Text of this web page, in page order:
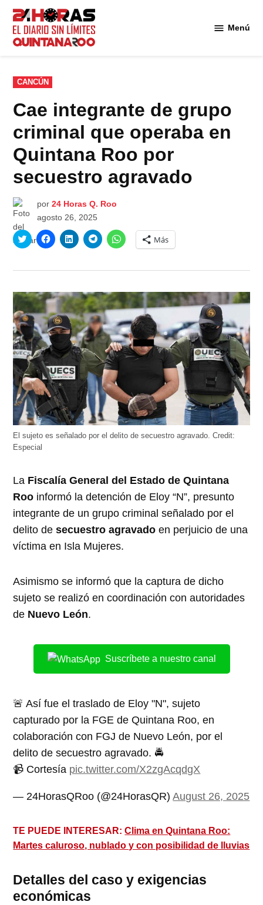
Saltar
contenido
Menú
PUBLICADO
EN
CANCÚN
Cae integrante de grupo
criminal que operaba en
Quintana Roo por
secuestro agravado
por 24 Horas Q. Roo
agosto 26, 2025
Haz
clic
en
abre
en
una
ventana
nueva)
Haz
clic
en
abre
en
una
ventana
nueva)
Haz
clic
en
abre
en
una
ventana
nueva)
Haz
clic
en
abre
en
una
ventana
nueva)
Haz
clic
para
en
abre
en
una
ventana
nueva)
Más
El sujeto es señalado por el delito de secuestro agravado.Credit:
Especial
La Fiscalía General del Estado de Quintana
Roo informó la detención de Eloy “N”, presunto
integrante de un grupo criminal señalado por el
delito desecuestro agravado en perjuicio de una
víctima en Isla Mujeres.
Asimismo se informó que la captura de dicho
sujeto se realizó en coordinación con autoridades
de Nuevo León.
Suscríbete a nuestro canal
🚨 Así fue el traslado de Eloy "N", sujeto
capturado por la FGE de Quintana Roo, en
colaboración con FGJ de Nuevo León, por el
delito de secuestro agravado. 🚔
📹 Cortesía pic.twitter.com/X2zgAcqdgX
— 24HorasQRoo (@24HorasQR)August 26, 2025
TE PUEDE INTERESAR:Clima en Quintana Roo:
Martes caluroso, nublado y con posibilidad de lluvias
Detalles del caso y exigencias
económicas